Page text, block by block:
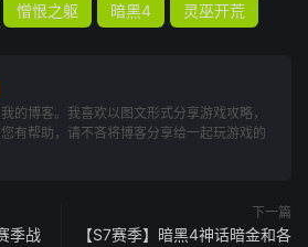
憎恨之躯 暗黑4 灵巫开荒
的博客。我喜欢以图文形式分享游戏攻略，
有帮助，请不吝将博客分享给一起玩游戏的
季战
下一篇
【S7赛季】暗黑4神话暗金和各